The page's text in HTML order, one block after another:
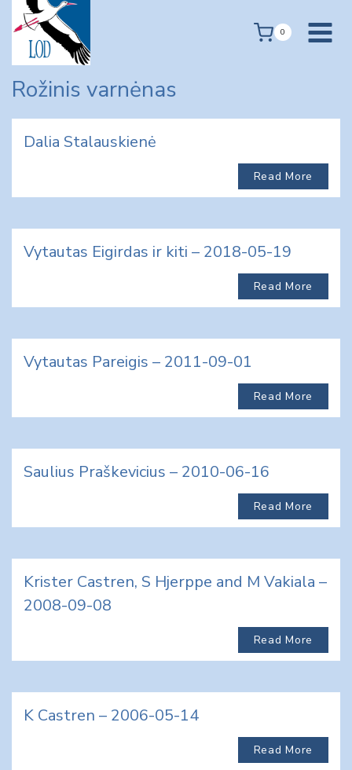
content
0
Rožinis varnėnas
Dalia Stalauskienė
Read More
Vytautas Eigirdas ir kiti – 2018-05-19
Read More
Vytautas Pareigis – 2011-09-01
Read More
Saulius Praškevicius – 2010-06-16
Read More
Krister Castren, S Hjerppe and M Vakiala –
2008-09-08
Read More
K Castren – 2006-05-14
Read More